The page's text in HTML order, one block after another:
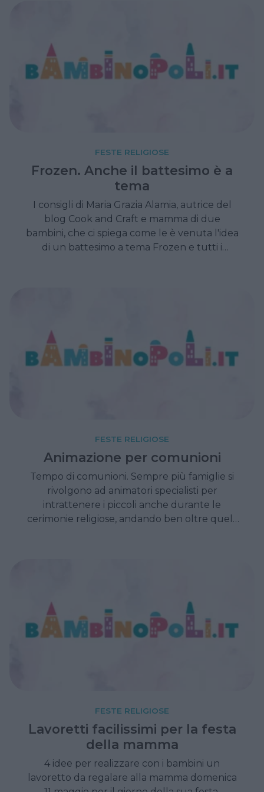
FESTE RELIGIOSE
Frozen. Anche il battesimo è a
tema
I consigli di Maria Grazia Alamia, autrice del
blog Cook and Craft e mamma di due
bambini, che ci spiega come le è venuta l'idea
di un battesimo a tema Frozen e tutti i
FESTE RELIGIOSE
Animazione per comunioni
Tempo di comunioni. Sempre più famiglie si
rivolgono ad animatori specialisti per
intrattenere i piccoli anche durante le
cerimonie religiose, andando ben oltre quelli
FESTE RELIGIOSE
Lavoretti facilissimi per la festa
della mamma
4 idee per realizzare con i bambini un
lavoretto da regalare alla mamma domenica